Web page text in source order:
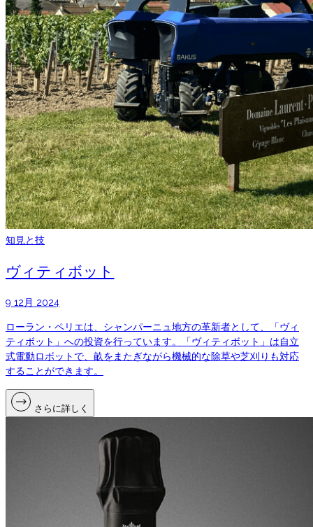
知見と技
ヴィティボット
9 12月 2024
ローラン・ペリエは、シャンパーニュ地方の革新者として、「ヴィ
ティボット」への投資を行っています。「ヴィティボット」は自立
式電動ロボットで、畝をまたぎながら機械的な除草や芝刈りも対応
することができます。
さらに詳しく